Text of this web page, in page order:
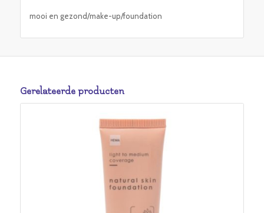
mooi en gezond/make-up/foundation
Gerelateerde producten